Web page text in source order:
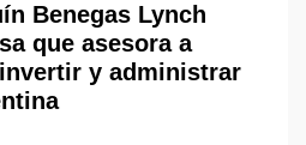
Benegas Lynch
que asesora a
y administrar